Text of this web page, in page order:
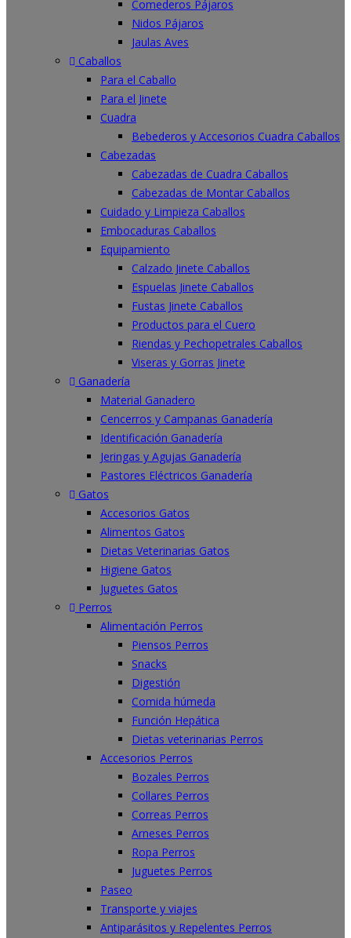
Comederos Pájaros
Nidos Pájaros
Jaulas Aves
Caballos
Para el Caballo
Para el Jinete
Cuadra
Bebederos y Accesorios Cuadra Caballos
Cabezadas
Cabezadas de Cuadra Caballos
Cabezadas de Montar Caballos
Cuidado y Limpieza Caballos
Embocaduras Caballos
Equipamiento
Calzado Jinete Caballos
Espuelas Jinete Caballos
Fustas Jinete Caballos
Productos para el Cuero
Riendas y Pechopetrales Caballos
Viseras y Gorras Jinete
Ganadería
Material Ganadero
Cencerros y Campanas Ganadería
Identificación Ganadería
Jeringas y Agujas Ganadería
Pastores Eléctricos Ganadería
Gatos
Accesorios Gatos
Alimentos Gatos
Dietas Veterinarias Gatos
Higiene Gatos
Juguetes Gatos
Perros
Alimentación Perros
Piensos Perros
Snacks
Digestión
Comida húmeda
Función Hepática
Dietas veterinarias Perros
Accesorios Perros
Bozales Perros
Collares Perros
Correas Perros
Arneses Perros
Ropa Perros
Juguetes Perros
Paseo
Transporte y viajes
Antiparásitos y Repelentes Perros